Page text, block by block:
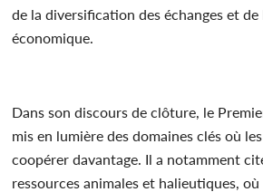
de la diversification des échanges et de
économique.
Dans son discours de clôture, le
mis en lumière des domaines clés où
coopérer davantage. Il a notamment
ressources animales et halieutiques, où